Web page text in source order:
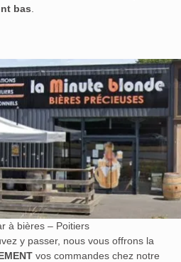
bas
à bières – Poitiers
y passer, nous vous offrons la
vos commandes chez notre